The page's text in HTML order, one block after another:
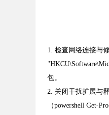
1. 检查网络连接与
包。
2. 关闭干扰扩展与
（powershell Get-